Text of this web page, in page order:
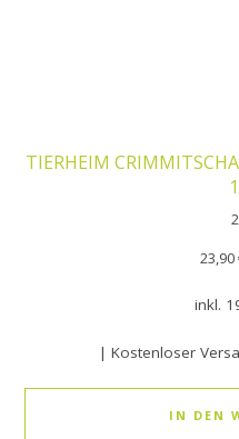
TIERHEIM
23,90
inkl.
| Kostenloser
IN DEN